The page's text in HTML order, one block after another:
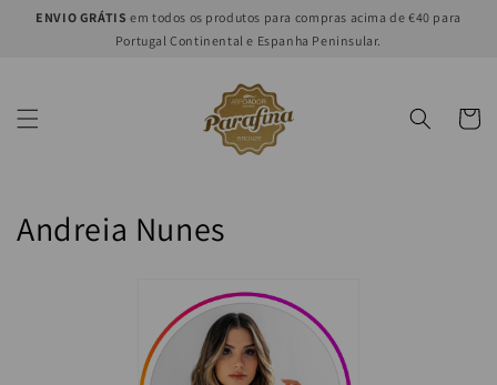
passer
ENVIO GRÁTIS em todos os produtos para compras acima de €40 para
Portugal Continental e Espanha Peninsular.
Panier
C
Andreia Nunes